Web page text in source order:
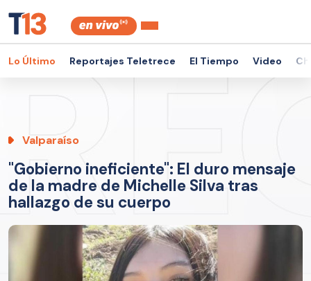
Lo Último Reportajes Teletrece El Tiempo Video
Valparaíso
"Gobierno ineficiente": El duro mensaje
de la madre de Michelle Silva tras
hallazgo de su cuerpo